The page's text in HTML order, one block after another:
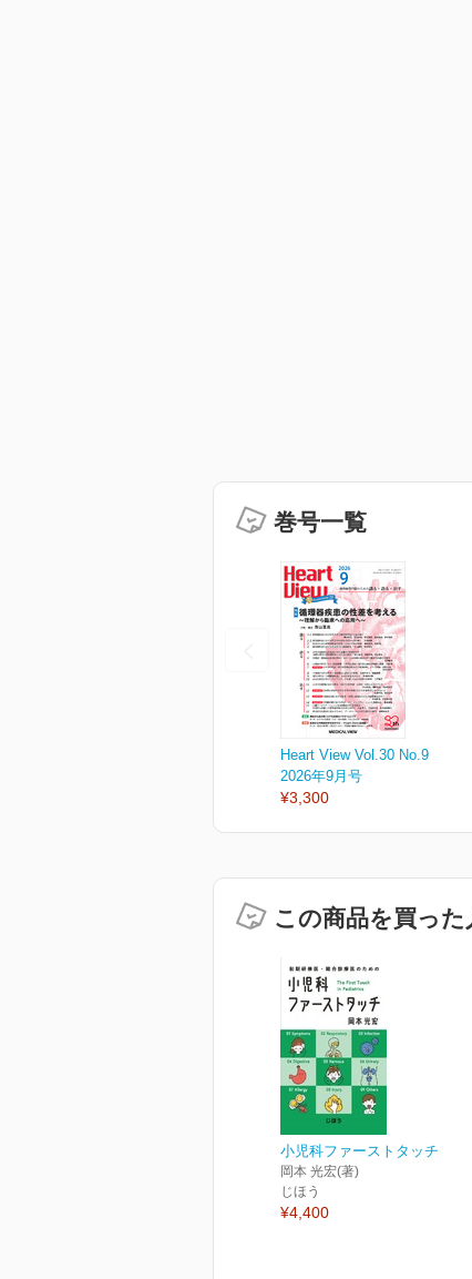
巻号一覧
Heart View Vol.30 No.9
2026年9月号
¥3,300
この商品を買った
小児科ファーストタッチ
岡本 光宏(著)
じほう
¥4,400